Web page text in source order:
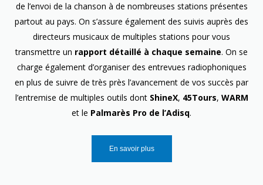
de l’envoi de la chanson à de nombreuses stations présentes
partout au pays. On s’assure également des suivis auprès des
directeurs musicaux de multiples stations pour vous
transmettre un rapport détaillé à chaque semaine. On se
charge également d’organiser des entrevues radiophoniques
en plus de suivre de très près l’avancement de vos succès par
l’entremise de multiples outils dont ShineX, 45Tours, WARM
et le Palmarès Pro de l’Adisq.
En savoir plus